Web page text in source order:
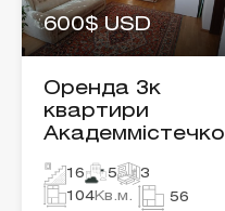
600$ USD
Оренда 3к
квартири
Академмістечко
16 5
3
104Кв.м. 56